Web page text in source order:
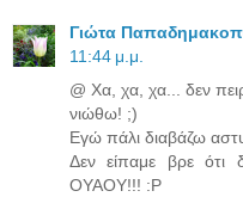
Γιώτα
11:44 μ.μ.
@ Χα, χα, χα... δεν
νιώθω! ;)
Εγώ πάλι διαβάζω
Δεν είπαμε βρε ότι
ΟΥΑΟΥ!!! :P